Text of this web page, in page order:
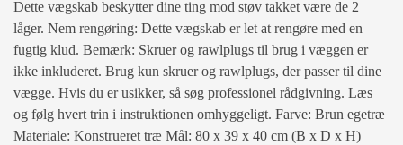
Dette vægskab beskytter dine ting mod støv takket være de 2
låger. Nem rengøring: Dette vægskab er let at rengøre med en
fugtig klud. Bemærk: Skruer og rawlplugs til brug i væggen er
ikke inkluderet. Brug kun skruer og rawlplugs, der passer til dine
vægge. Hvis du er usikker, så søg professionel rådgivning. Læs
og følg hvert trin i instruktionen omhyggeligt. Farve: Brun egetræ
Materiale: Konstrueret træ Mål: 80 x 39 x 40 cm (B x D x H)